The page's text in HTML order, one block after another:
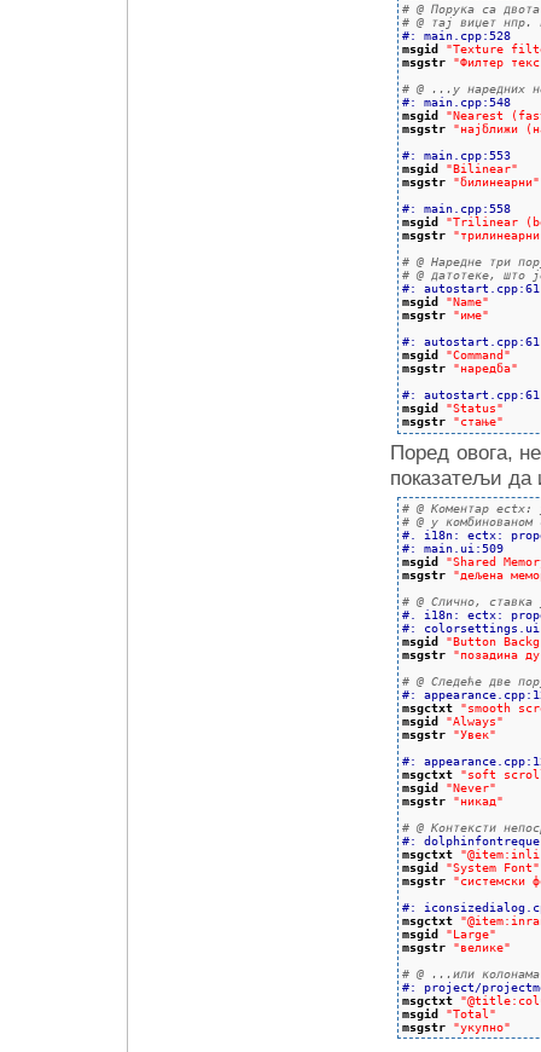
# @ Порука са
# @ тај виџет нпр.
#: main.cpp:528
msgid
"Texture
msgstr
"Филтер
# @ ...у наредних
#: main.cpp:548
msgid
"Nearest
msgstr
"најближи
#: main.cpp:553
msgid
"Bilinear"
msgstr
"билинеарни"
#: main.cpp:558
msgid
"Trilinear
msgstr
# @ Наредне три
# @ датотеке, што
#: autostart.cpp:61
msgid
"Name"
msgstr
"име"
#: autostart.cpp:61
msgid
"Command"
msgstr
"наредба"
#: autostart.cpp:61
msgid
"Status"
msgstr
"стање"
Поред овога,
показатељи
# @ Коментар
# @ у
#. i18n: ectx:
#: main.ui:509
msgid
"Shared
msgstr
"дељена
# @ Слично,
#. i18n: ectx:
#:
msgid
"Button
msgstr
"позадина
# @ Следеће две
#:
msgctxt
"smooth
msgid
"Always"
msgstr
"Увек"
#:
msgctxt
"soft
msgid
"Never"
msgstr
"никад"
# @ Контексти
#:
msgctxt
msgid
"System Font"
msgstr
"системски
#:
msgctxt
msgid
"Large"
msgstr
"велике"
# @ ...или
#: project/
msgctxt
msgid
"Total"
msgstr
"укупно"